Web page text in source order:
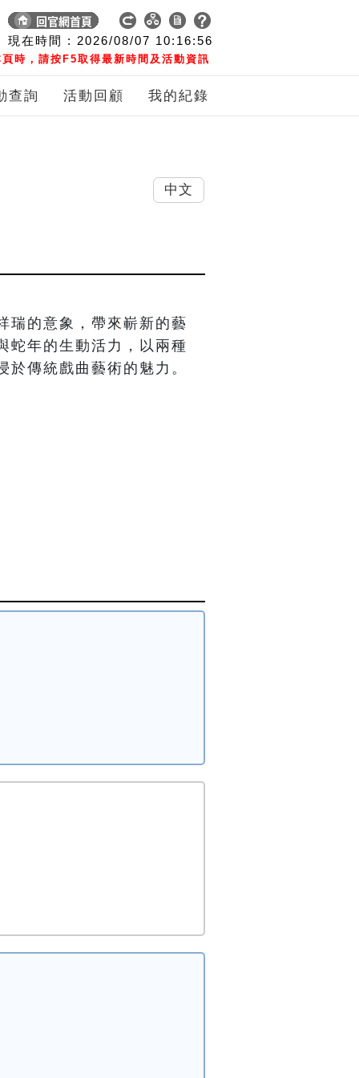
現在時間 : 2026/08/07 10:16:57
時，請按F5取得最新時間及活動資訊
查詢 活動回顧 我的紀錄
瑞的意象，帶來嶄新的藝
蛇年的生動活力，以兩種